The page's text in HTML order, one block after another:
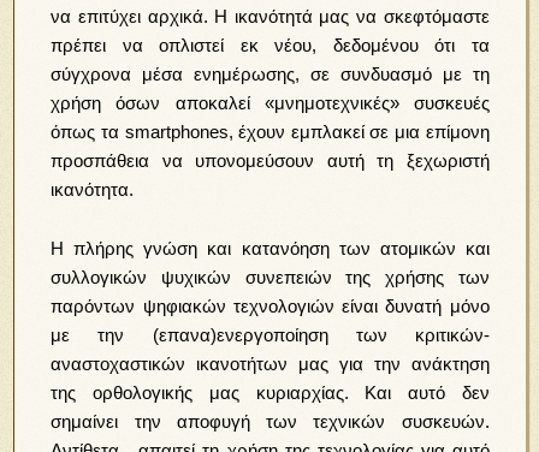
να επιτύχει αρχικά. Η ικανότητά μας να σκεφτόμαστε
πρέπει να οπλιστεί εκ νέου, δεδομένου ότι τα
σύγχρονα μέσα ενημέρωσης, σε συνδυασμό με τη
χρήση όσων αποκαλεί «μνημοτεχνικές» συσκευές
όπως τα smartphones, έχουν εμπλακεί σε μια επίμονη
προσπάθεια να υπονομεύσουν αυτή τη ξεχωριστή
ικανότητα.
Η πλήρης γνώση και κατανόηση των ατομικών και
συλλογικών ψυχικών συνεπειών της χρήσης των
παρόντων ψηφιακών τεχνολογιών είναι δυνατή μόνο
με την (επανα)ενεργοποίηση των κριτικών-
αναστοχαστικών ικανοτήτων μας για την ανάκτηση
της ορθολογικής μας κυριαρχίας. Και αυτό δεν
σημαίνει την αποφυγή των τεχνικών συσκευών.